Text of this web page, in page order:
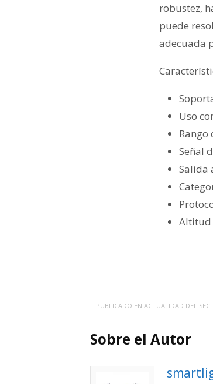
robustez,
puede
adecuada
Uso
Señal
Salida
Altitud
PUBLICADO EN ACTUALIDAD DEL
Sobre el Autor